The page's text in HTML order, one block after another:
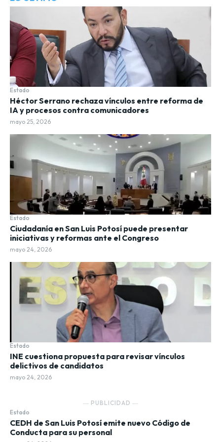
Estado
Héctor Serrano rechaza vínculos entre reforma de
IA y procesos contra comunicadores
mayo 25, 2026
Estado
Ciudadanía en San Luis Potosí puede presentar
iniciativas y reformas ante el Congreso
mayo 24, 2026
Estado
INE cuestiona propuesta para revisar vínculos
delictivos de candidatos
mayo 24, 2026
― PUBLICIDAD ―
Estado
CEDH de San Luis Potosí emite nuevo Código de
Conducta para su personal